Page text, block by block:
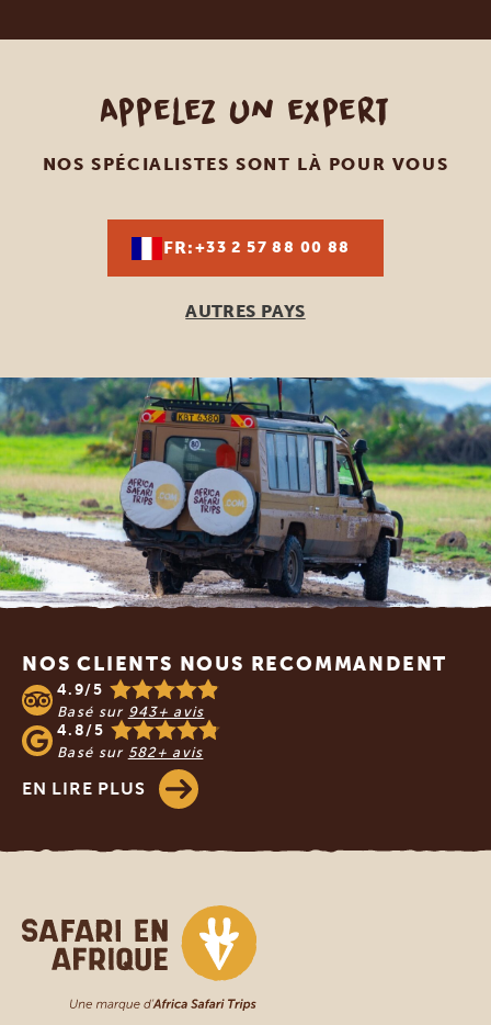
Appelez un expert
NOS SPÉCIALISTES SONT LÀ POUR VOUS
FR:+33 2 57 88 00 88
AUTRES PAYS
NOS CLIENTS NOUS RECOMMANDENT
4.9/5
Basé sur 943+ avis
4.8/5
Basé sur 582+ avis
EN LIRE PLUS
Safari en Afrique